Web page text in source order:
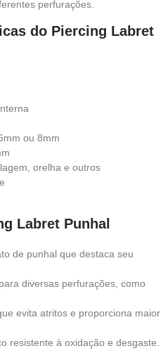
perfurações.
do Piercing Labret
ou 8mm
orelha e outros
Labret Punhal
de punhal que destaca seu
diversas perfurações, como
evita atritos e proporciona maior
resistente à oxidação e desgaste.